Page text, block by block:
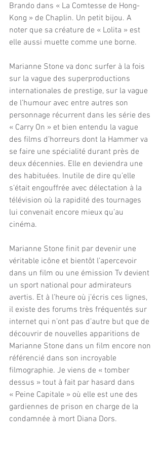
Brando dans « La Comtesse de Hong-
Kong » de Chaplin. Un petit bijou. A
noter que sa créature de « Lolita » est
elle aussi muette comme une borne.
Marianne Stone va donc surfer à la fois
sur la vague des superproductions
internationales de prestige, sur la vague
de l’humour avec entre autres son
personnage récurrent dans les série des
« Carry On » et bien entendu la vague
des films d’horreurs dont la Hammer va
se faire une spécialité durant près de
deux décennies. Elle en deviendra une
des habituées. Inutile de dire qu’elle
s’était engouffrée avec délectation à la
télévision où la rapidité des tournages
lui convenait encore mieux qu’au
cinéma.
Marianne Stone finit par devenir une
véritable icône et bientôt l’apercevoir
dans un film ou une émission Tv devient
un sport national pour admirateurs
avertis. Et à l’heure où j’écris ces lignes,
il existe des forums très fréquentés sur
internet qui n’ont pas d’autre but que de
découvrir de nouvelles apparitions de
Marianne Stone dans un film encore non
référencié dans son incroyable
filmographie. Je viens de « tomber
dessus » tout à fait par hasard dans
« Peine Capitale » où elle est une des
gardiennes de prison en charge de la
condamnée à mort Diana Dors.